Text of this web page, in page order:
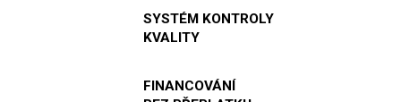
SYSTÉM KONTROLY
KVALITY
FINANCOVÁNÍ